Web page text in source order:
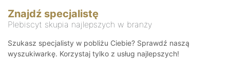
Znajdź specjalistę
Plebiscyt skupia najlepszych w branży
Szukasz specjalisty w pobliżu Ciebie? Sprawdź naszą
wyszukiwarkę. Korzystaj tylko z usług najlepszych!